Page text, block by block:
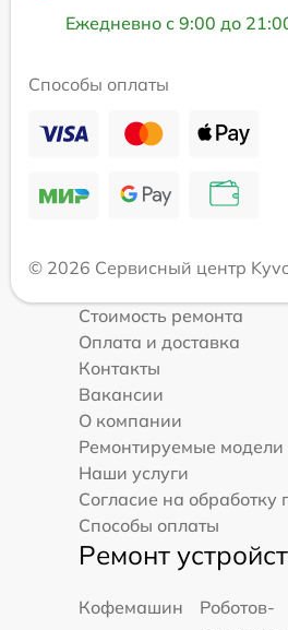
Ежедневно с 9:00 до
Способы оплаты
© 2026 Сервисный центр
Стоимость ремонта
Оплата и доставка
Контакты
Вакансии
О компании
Ремонтируемые модели
Наши услуги
Согласие на
Способы оплаты
Ремонт
Кофемашин
Роботов-